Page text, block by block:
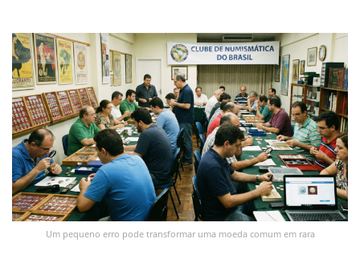
Um pequeno erro pode transformar uma moeda comum em rara